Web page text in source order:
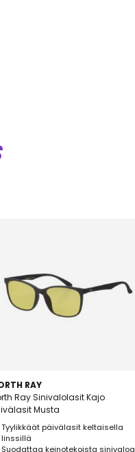
RAY
Ray Sinivalolasit Kajo
Musta
Tyylikkäät päivälasit keltaisella
linssillä
Suodattaa keinotekoista sinivaloa